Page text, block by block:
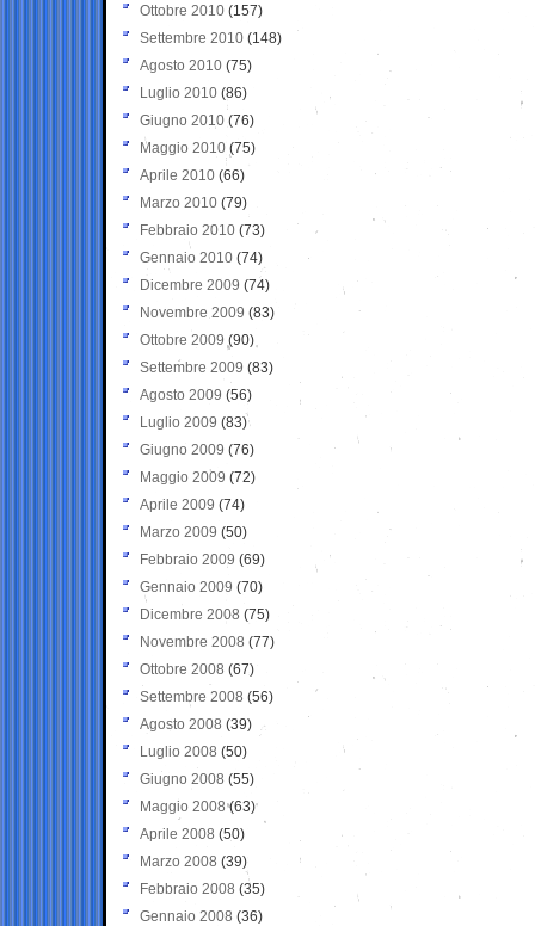
Ottobre 2010 (157)
Settembre 2010 (148)
Agosto 2010 (75)
Luglio 2010 (86)
Giugno 2010 (76)
Maggio 2010 (75)
Aprile 2010 (66)
Marzo 2010 (79)
Febbraio 2010 (73)
Gennaio 2010 (74)
Dicembre 2009 (74)
Novembre 2009 (83)
Ottobre 2009 (90)
Settembre 2009 (83)
Agosto 2009 (56)
Luglio 2009 (83)
Giugno 2009 (76)
Maggio 2009 (72)
Aprile 2009 (74)
Marzo 2009 (50)
Febbraio 2009 (69)
Gennaio 2009 (70)
Dicembre 2008 (75)
Novembre 2008 (77)
Ottobre 2008 (67)
Settembre 2008 (56)
Agosto 2008 (39)
Luglio 2008 (50)
Giugno 2008 (55)
Maggio 2008(63)
Aprile 2008 (50)
Marzo 2008 (39)
Febbraio 2008 (35)
Gennaio 2008 (36)